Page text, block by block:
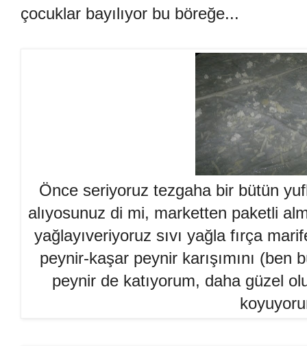
çocuklar bayılıyor bu böreğe...
Önce seriyoruz tezgaha bir bütün
alıyosunuz di mi, marketten paketli
yağlayıveriyoruz sıvı yağla fırça
peynir-kaşar peynir karışımını
peynir de katıyorum, daha güzel